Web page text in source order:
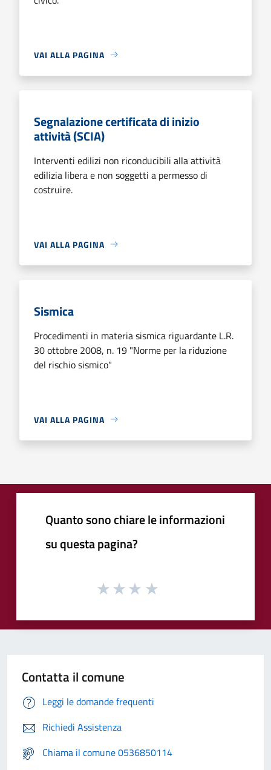
VAI ALLA PAGINA
Segnalazione certificata di inizio
attività (SCIA)
Interventi edilizi non riconducibili alla attività
edilizia libera e non soggetti a permesso di
costruire.
VAI ALLA PAGINA
Sismica
Procedimenti in materia sismica riguardante L.R.
30 ottobre 2008, n. 19 "Norme per la riduzione
del rischio sismico"
VAI ALLA PAGINA
Quanto sono chiare le informazioni
su questa pagina?
Contatta il comune
Leggi le domande frequenti
Richiedi Assistenza
Chiama il comune 0536850114